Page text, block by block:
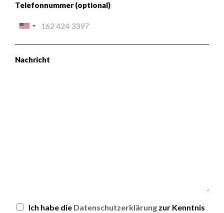
Telefonnummer (optional)
Nachricht
Ich habe die Datenschutzerklärung zur Kenntnis